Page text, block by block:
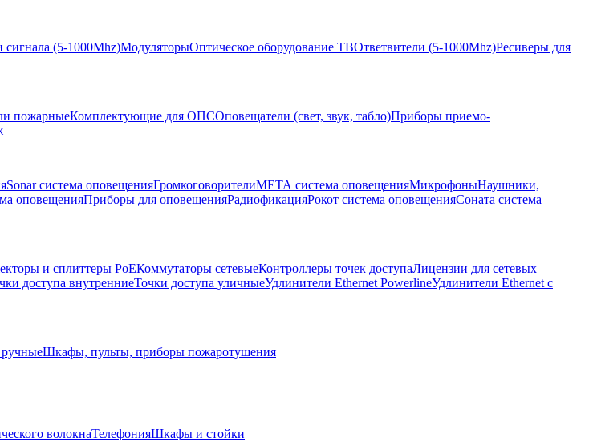
сигнала (5-1000Mhz)МодуляторыОптическое оборудование ТВОтветвители (5-1000Mhz)Ресиверы для
пожарныеКомплектующие для ОПСОповещатели (свет, звук, табло)Приборы приемо-
Sonar система оповещенияГромкоговорителиМЕТА система оповещенияМикрофоныНаушники,
оповещенияПриборы для оповещенияРадиофикацияРокот система оповещенияСоната система
и сплиттеры РоЕКоммутаторы сетевыеКонтроллеры точек доступаЛицензии для сетевых
доступа внутренниеТочки доступа уличныеУдлинители Ethernet PowerlineУдлинители Ethernet с
Шкафы, пульты, приборы пожаротушения
волокнаТелефонияШкафы и стойки